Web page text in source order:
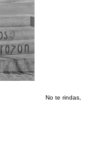
No te rindas,